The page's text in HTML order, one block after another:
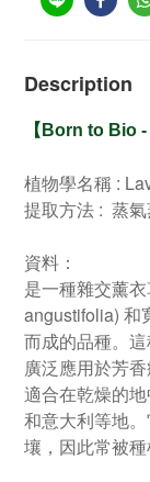
Description
【 Born to Bio -
植物學名稱 :
提取方法 : 蒸
資料：
是一種雜交薰
angustifolia) 和
而成的品種。
廣泛應用於芳
適合在乾燥的
和意大利等地
壤，因此常被種